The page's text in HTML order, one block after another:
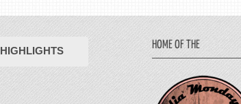
HIGHLIGHTS HOME OF THE